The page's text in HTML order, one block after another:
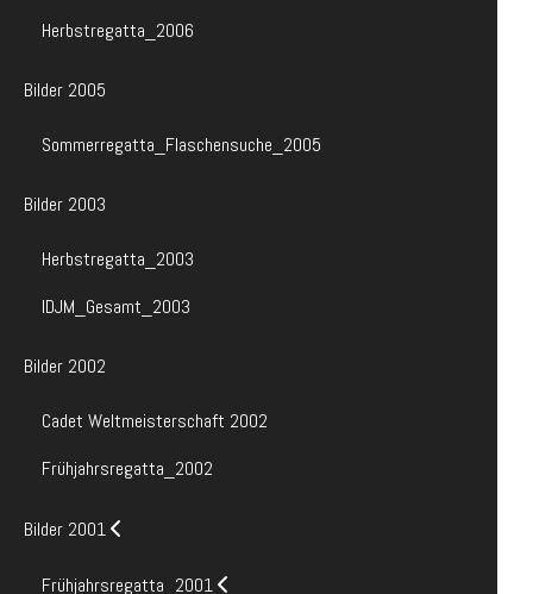
Herbstregatta_2006
Bilder 2005
Sommerregatta_Flaschensuche_2005
Bilder 2003
Herbstregatta_2003
IDJM_Gesamt_2003
Bilder 2002
Cadet Weltmeisterschaft 2002
Frühjahrsregatta_2002
Bilder 2001
Frühjahrsregatta_2001